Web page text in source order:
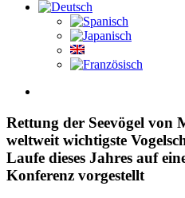
Image
Rettung der Seevögel von
weltweit wichtigste
Laufe dieses Jahres auf
Konferenz vorgestellt